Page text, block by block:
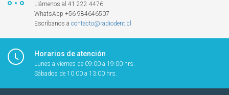
Llámenos al 41 222 4476
WhatsApp +56 984646507
Escríbanos a contacto@radiodent.cl
Horarios de atención
Lunes a viernes de 09:00 a 19:00 hrs.
Sábados de 10:00 a 13:00 hrs.